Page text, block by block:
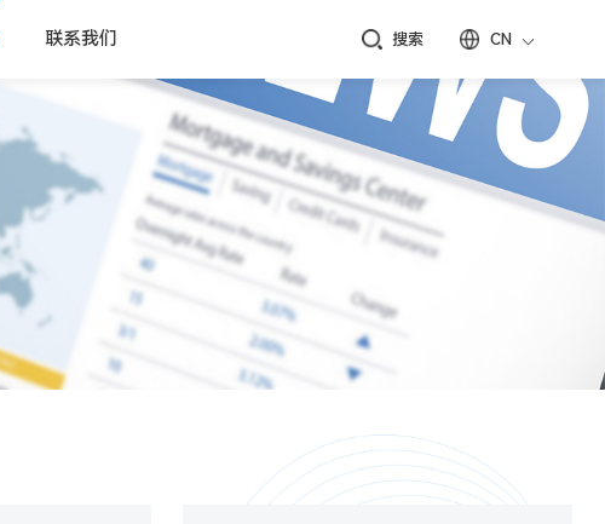
联系我们 搜索 CN